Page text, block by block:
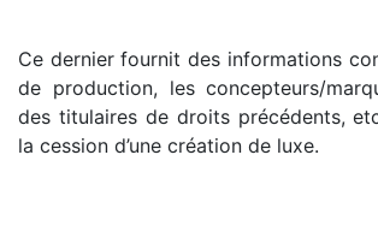
Ce dernier fournit des informations
de production, les concepteurs/
des titulaires de droits précédents,
la cession d’une création de luxe.